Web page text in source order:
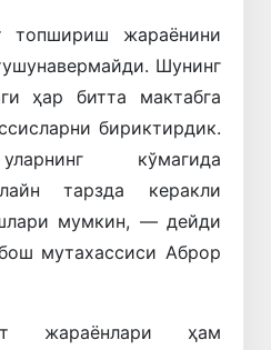
жараёнини
Шунинг
ҳар битта мактабга
бириктирдик.
кўмагида
тарзда керакли
мумкин, — дейди
мутахассиси Аброр
жараёнлари ҳам